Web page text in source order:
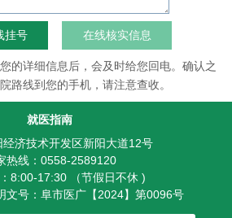
在线核实信息
的详细信息后，会及时给您回电。确认之
路线到您的手机，请注意查收。
就医指南
经济技术开发区新阳大道12号
热线：0558-2589120
8:00-17:30 （节假日不休 )
文号：阜市医广【2024】第0096号